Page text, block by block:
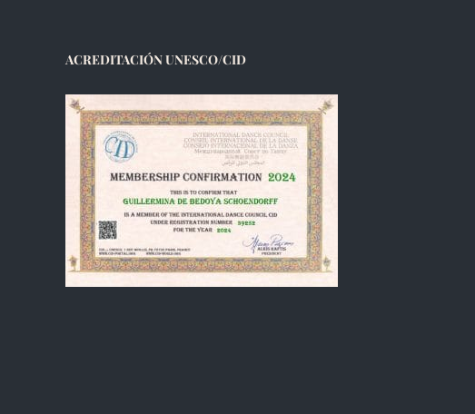
ACREDITACIÓN UNESCO/CID